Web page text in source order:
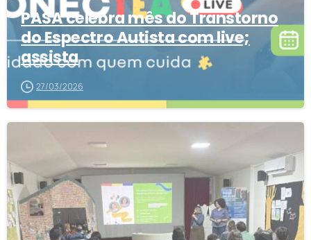
PASA celebra mês do Transtorno
do Espectro Autista com live;
assista
27/03/2026